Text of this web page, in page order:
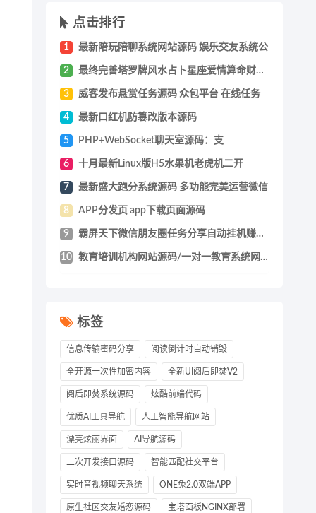
点击排行
1 最新陪玩陪聊系统网站源码 娱乐交友系统公
2 最终完善塔罗牌风水占卜星座爱情算命财运未
3 威客发布悬赏任务源码 众包平台 在线任务
4 最新口红机防篡改版本源码
5 PHP+WebSocket聊天室源码：支
6 十月最新Linux版H5水果机老虎机二开
7 最新盛大跑分系统源码 多功能完美运营微信
8 APP分发页 app下载页面源码
9 霸屏天下微信朋友圈任务分享自动挂机赚钱A
10 教育培训机构网站源码/一对一教育系统网站
标签
信息传输密码分享 阅读倒计时自动销毁
全开源一次性加密内容 全新UI阅后即焚V2
阅后即焚系统源码 炫酷前端代码
优质AI工具导航 人工智能导航网站
漂亮炫丽界面 AI导航源码
二次开发接口源码 智能匹配社交平台
实时音视频聊天系统 ONE兔2.0双端APP
原生社区交友婚恋源码 宝塔面板NGINX部署